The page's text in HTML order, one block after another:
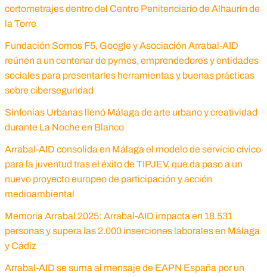
cortometrajes dentro del Centro Penitenciario de Alhaurín de
la Torre
Fundación Somos F5, Google y Asociación Arrabal-AID
reúnen a un centenar de pymes, emprendedores y entidades
sociales para presentarles herramientas y buenas prácticas
sobre ciberseguridad
Sinfonías Urbanas llenó Málaga de arte urbano y creatividad
durante La Noche en Blanco
Arrabal-AID consolida en Málaga el modelo de servicio cívico
para la juventud tras el éxito de TIPJEV, que da paso a un
nuevo proyecto europeo de participación y acción
medioambiental
Memoria Arrabal 2025: Arrabal-AID impacta en 18.531
personas y supera las 2.000 inserciones laborales en Málaga
y Cádiz
Arrabal-AID se suma al mensaje de EAPN España por un